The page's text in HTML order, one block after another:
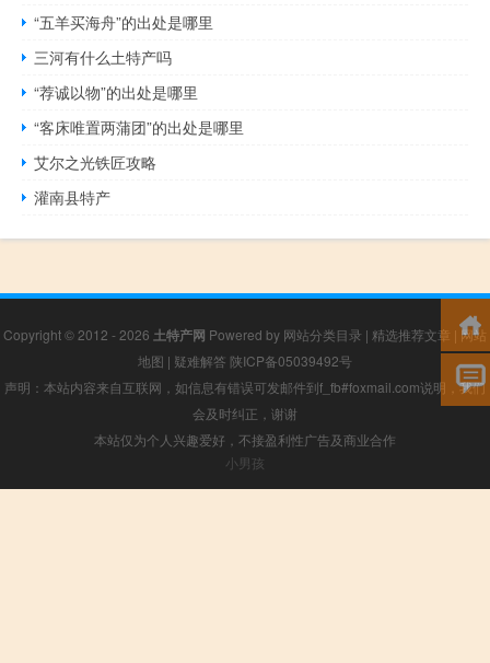
“五羊买海舟”的出处是哪里
三河有什么土特产吗
“荐诚以物”的出处是哪里
“客床唯置两蒲团”的出处是哪里
艾尔之光铁匠攻略
灌南县特产
Copyright © 2012 - 2026 土特产网 Powered by 网站分类目录 | 精选推荐文章 | 网站
地图 | 疑难解答 陕ICP备05039492号
声明：本站内容来自互联网，如信息有错误可发邮件到f_fb#foxmail.com说明，我们
会及时纠正，谢谢
本站仅为个人兴趣爱好，不接盈利性广告及商业合作
小男孩